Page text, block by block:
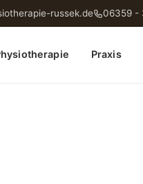
russek.de 06359 -
Praxis